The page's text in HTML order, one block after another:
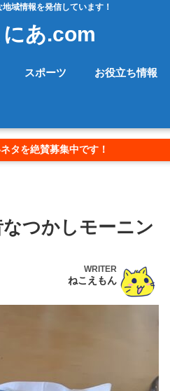
域情報を発信しています！
あ.com
スポーツ お役立ち情報
タを絶賛募集中です！
つかしモーニン
WRITER
ねこえもん